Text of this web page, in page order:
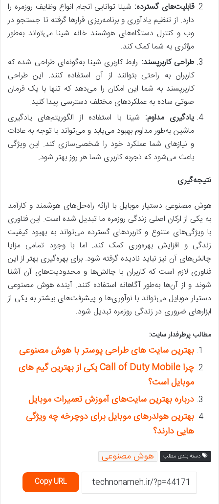
قابلیت‌های گسترده: شینا توانایی انجام انواع وظایف روزمره را
دارد. از تنظیم یادآوری و برنامه‌ریزی قرارها گرفته تا جستجو در
وب و کنترل دستگاه‌های هوشمند خانه شینا می‌تواند به‌طور
مؤثری به شما کمک کند.
طراحی کاربرپسند: رابط کاربری شینا به‌گونه‌ای طراحی شده که
کاربران به راحتی بتوانند از آن استفاده کنند. این طراحی
کاربرپسند به شما این امکان را می‌دهد که تنها با یک فرمان
صوتی ساده به عملکردهای مختلف دسترسی پیدا کنید.
یادگیری مداوم: شینا با استفاده از الگوریتم‌های یادگیری
ماشین به‌طور مداوم بهبود می‌یابد و می‌تواند با توجه به عادات
و نیازهای شما عملکرد خود را شخصی‌سازی کند. این ویژگی
باعث می‌شود که تجربه کاربری شما هر روز بهتر شود.
نتیجه‌گیری
هوش مصنوعی دستیار موبایل با ارائه راه‌حل‌های هوشمند و کارآمد
به یکی از ارکان اصلی زندگی روزمره ما تبدیل شده است. این فناوری
با ویژگی‌های متنوع و کاربردهای گسترده می‌تواند به بهبود کیفیت
زندگی و افزایش بهره‌وری کمک کند. اما با وجود تمامی مزایا
چالش‌های آن نیز نباید نادیده گرفته شود. برای بهره‌گیری بهتر از این
فناوری لازم است که کاربران با چالش‌ها و محدودیت‌های آن آشنا
شوند و از آن‌ها به‌طور آگاهانه استفاده کنند. آینده هوش مصنوعی
دستیار موبایل می‌تواند با نوآوری‌ها و پیشرفت‌های بیشتر به یکی از
ابزارهای ضروری در زندگی روزمره تبدیل شود.
مطالب پرطرفدار سایت:
بهترین سایت های طراحی پوستر با هوش مصنوعی
چرا Call of Duty Mobile یکی از بهترین گیم های
موبایل است؟
درباره بهترین سایت‌های آموزش تعمیرات موبایل
بهترین هولدرهای موبایل برای دوچرخه چه ویژگی
هایی دارند؟
دسته بندی مطلب هوش مصنوعی
Copy URL